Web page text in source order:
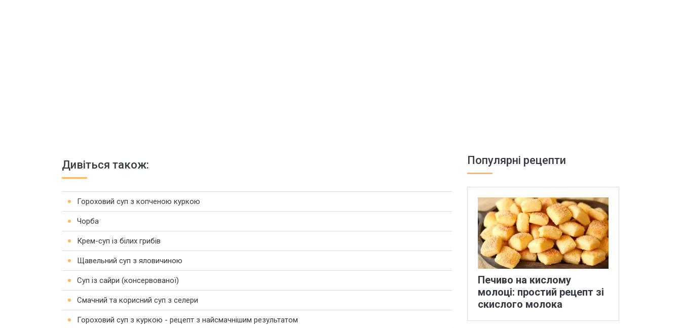
Дивіться також:
Гороховий суп з копченою куркою
Чорба
Крем-суп із білих грибів
Щавельний суп з яловичиною
Суп із сайри (консервованої)
Смачний та корисний суп з селери
Гороховий суп з куркою - рецепт з найсмачнішим результатом
Популярні рецепти
Печиво на кислому
молоці: простий рецепт зі
скислого молока